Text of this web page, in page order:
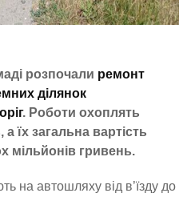
розпочали ремонт
ділянок
. Роботи охоплять
їх загальна вартість
мільйонів гривень.
на автошляху від в’їзду до